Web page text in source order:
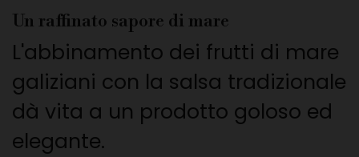
Un raffinato sapore di mare
L'abbinamento dei frutti di mare
galiziani con la salsa tradizionale
dà vita a un prodotto goloso ed
elegante.